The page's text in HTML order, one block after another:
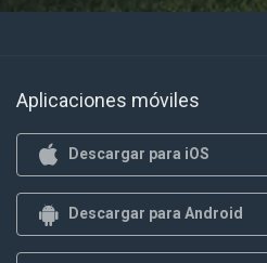
Aplicaciones móviles
Descargar para iOS
Descargar para Android